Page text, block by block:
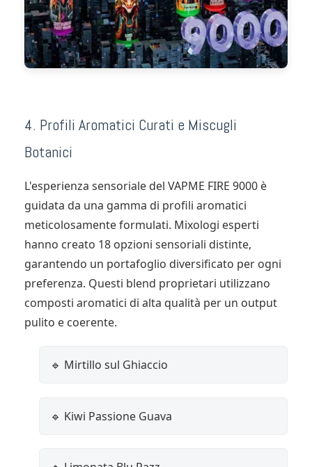
4. Profili Aromatici Curati e Miscugli
Botanici
L'esperienza sensoriale del VAPME FIRE 9000 è
guidata da una gamma di profili aromatici
meticolosamente formulati. Mixologi esperti
hanno creato 18 opzioni sensoriali distinte,
garantendo un portafoglio diversificato per ogni
preferenza. Questi blend proprietari utilizzano
composti aromatici di alta qualità per un output
pulito e coerente.
🔹 Mirtillo sul Ghiaccio
🔹 Kiwi Passione Guava